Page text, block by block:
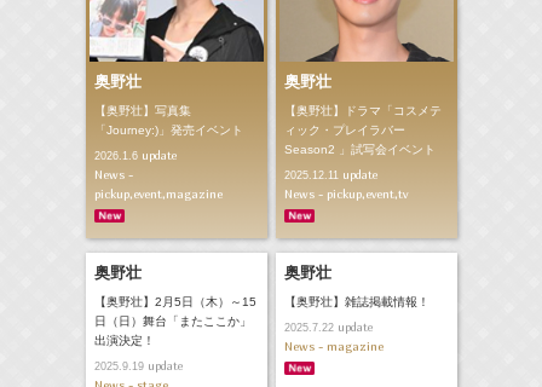
奥野壮
【奥野壮】写真集
「Journey:)」発売イベント
2026.1.6update
News -
pickup,event,magazine
奥野壮
【奥野壮】ドラマ「コスメテ
ィック・プレイラバー
Season2 」試写会イベント
2025.12.11 update
News - pickup,event,tv
奥野壮
【奥野壮】2月5日（木）～15
日（日）舞台「またここか」
出演決定！
2025.9.19update
奥野壮
【奥野壮】雑誌掲載情報！
2025.7.22update
News - magazine